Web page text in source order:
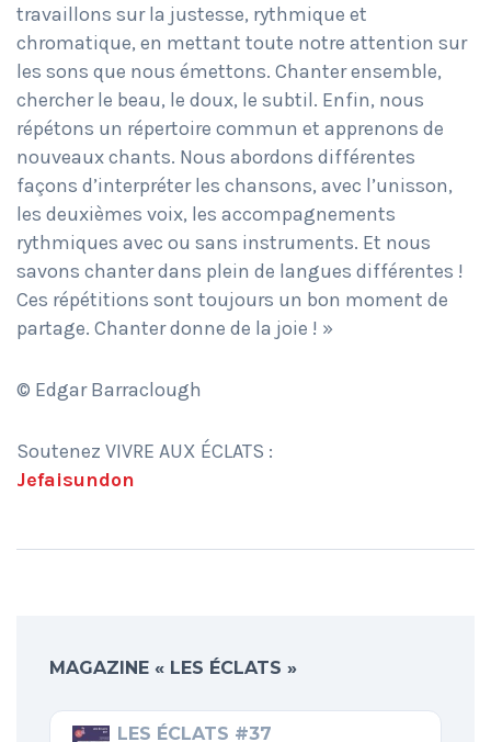
travaillons sur la justesse, rythmique et
chromatique, en mettant toute notre attention sur
les sons que nous émettons. Chanter ensemble,
chercher le beau, le doux, le subtil. Enfin, nous
répétons un répertoire commun et apprenons de
nouveaux chants. Nous abordons différentes
façons d’interpréter les chansons, avec l’unisson,
les deuxièmes voix, les accompagnements
rythmiques avec ou sans instruments. Et nous
savons chanter dans plein de langues différentes !
Ces répétitions sont toujours un bon moment de
partage. Chanter donne de la joie ! »
© Edgar Barraclough
Soutenez VIVRE AUX ÉCLATS :
Jefaisundon
MAGAZINE « LES ÉCLATS »
LES ÉCLATS #37